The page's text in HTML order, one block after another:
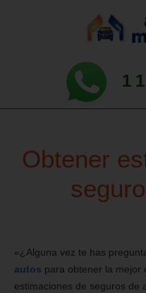
Obtener
«¿Alguna vez te has
autos para obtener la mejor
estimaciones de seguros de